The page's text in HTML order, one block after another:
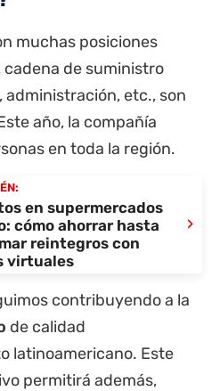
muchas posiciones
de suministro
etc., son
año, la compañía
en toda la región.
en supermercados
cómo ahorrar hasta
reintegros con
virtuales
›
contribuyendo a la
de calidad
latinoamericano. Este
permitirá además,